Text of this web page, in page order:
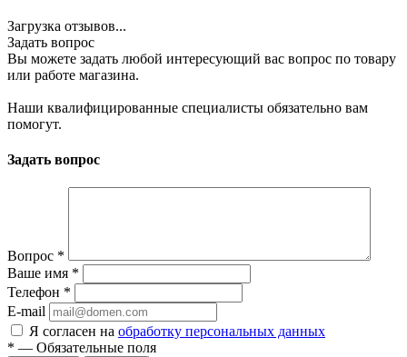
Загрузка отзывов...
Задать вопрос
Вы можете задать любой интересующий вас вопрос по товару
или работе магазина.
Наши квалифицированные специалисты обязательно вам
помогут.
Задать вопрос
Вопрос *
Ваше имя *
Телефон *
E-mail
Я согласен на обработку персональных данных
* — Обязательные поля